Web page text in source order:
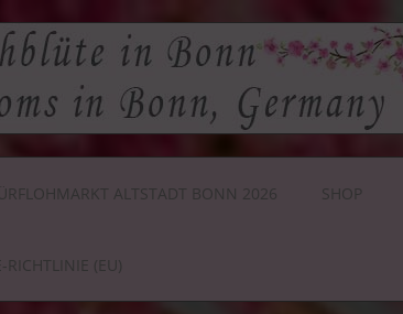
ALTSTADT BONN 2026 SHOP
RICHTLINIE (EU)